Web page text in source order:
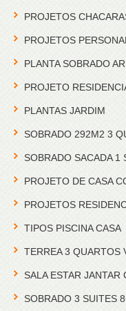
PROJETOS
PROJETOS
PLANTA SOBRADO
PROJETO
PLANTAS JARDIM
SOBRADO 292M2 3
SOBRADO SACADA 1
PROJETO DE CASA
PROJETOS
TIPOS PISCINA CASA
TERREA 3 QUARTOS
SALA ESTAR JANTAR
SOBRADO 3 SUITES